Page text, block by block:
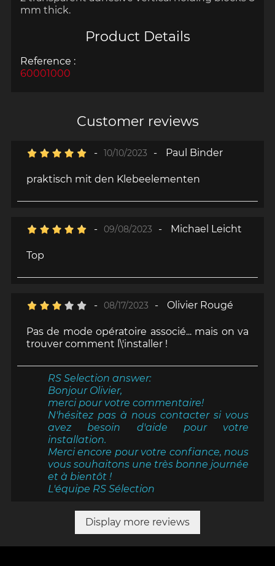
mm thick.
Product Details
Reference :
60001000
Customer reviews
- 10/10/2023 - Paul Binder
praktisch mit den Klebeelementen
- 09/08/2023 - Michael Leicht
Top
- 08/17/2023 - Olivier Rougé
Pas de mode opératoire associé... mais on va
trouver comment l\'installer !
RS Selection answer:
Bonjour Olivier,
merci pour votre commentaire!
N'hésitez pas à nous contacter si vous
avez besoin d'aide pour votre
installation.
Merci encore pour votre confiance, nous
vous souhaitons une très bonne journée
et à bientôt !
L'équipe RS Sélection
Display more reviews